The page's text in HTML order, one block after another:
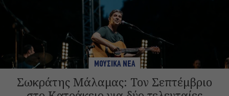
ΜΟΥΣΙΚΑ ΝΕΑ
Σωκράτης Μάλαμας: Τον Σεπτέμβριο